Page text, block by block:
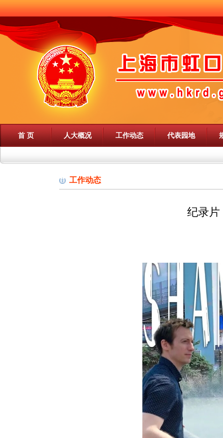
首 页 人大概况 工作动态 代表园地
工作动态
纪录片